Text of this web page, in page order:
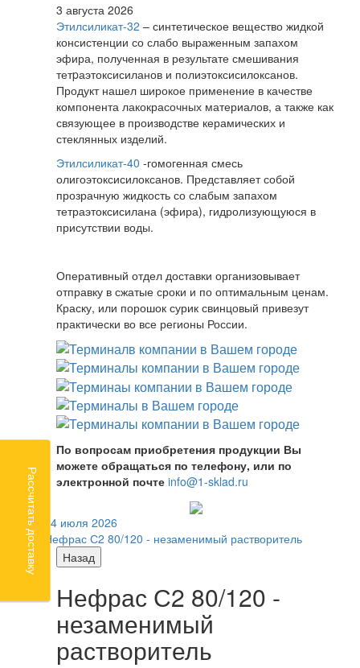
3 августа 2026
Этилсиликат-32 – синтетическое вещество жидкой
консистенции со слабо выраженным запахом
эфира, полученная в результате смешивания
тетpаэтоксисиланов и полиэтоксисилоксанов.
Продукт нашел широкое применение в качестве
компонента лакокрасочных материалов, а также как
связующее в производстве керамических и
стеклянных изделий.
Этилсиликат-40 -гомогенная смесь
олигоэтоксисилоксанов. Представляет собой
прозрачную жидкость со слабым запахом
тетраэтоксисилана (эфира), гидролизующуюся в
присутствии воды.
Оперативный отдел доставки организовывает
отправку в сжатые сроки и по оптимальным ценам.
Краску, или порошок сурик свинцовый привезут
практически во все регионы России.
По вопросам приобретения продукции Вы
можете обращаться по телефону, или по
электронной почте info@1-sklad.ru
24 июля 2026
Нефрас С2 80/120 - незаменимый растворитель
Назад
Нефрас С2 80/120 -
незаменимый
растворитель
Рассчитать доставку